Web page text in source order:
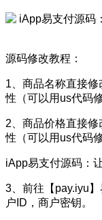
源码修改教程：
1、商品名称直接
性（可以用us代码修
2、商品价格直接
性（可以用us代码修
iApp易支付源码：
3、前往【pay.iyu
户ID，商户密钥。